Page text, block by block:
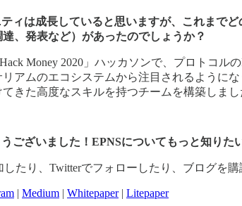
ティは成長していると思いますが、これまで
達、発表など）があったのでしょうか？
Money 2020」ハッカソンで、プロトコ
アムのエコシステムから注目されるように
きた高度なスキルを持つチームを構築しまし
ございました！EPNSについてもっと知りた
たり、Twitterでフォローしたり、ブログを購
| Medium | Whitepaper| Litepaper